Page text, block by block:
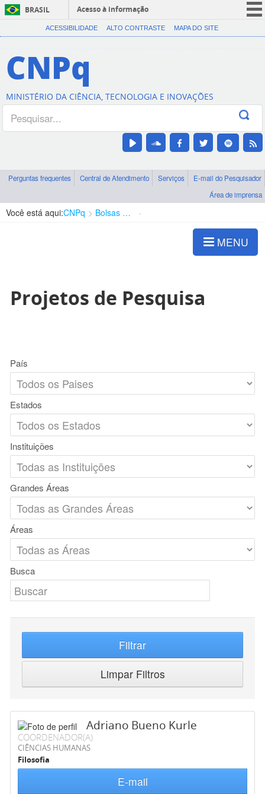
BRASIL
Acesso à informação
CORONAVÍRUS (COVID-19)
Canais
ACESSIBILIDADE ALTO CONTRASTE MAPA DO SITE
CNPq
MINISTÉRIO DA CIÊNCIA, TECNOLOGIA E INOVAÇÕES
Perguntas frequentes Central de Atendimento Serviços
E-mail do Pesquisador
Área de imprensa
Você está aqui:CNPq Bolsas e Auxílios Vigentes
MENU
Projetos de Pesquisa
País
Estados
Instituições
Grandes Áreas
Áreas
Busca
Filtrar
Limpar Filtros
Adriano Bueno Kurle
COORDENADOR(A)
CIÊNCIAS HUMANAS
Filosofia
E-mail